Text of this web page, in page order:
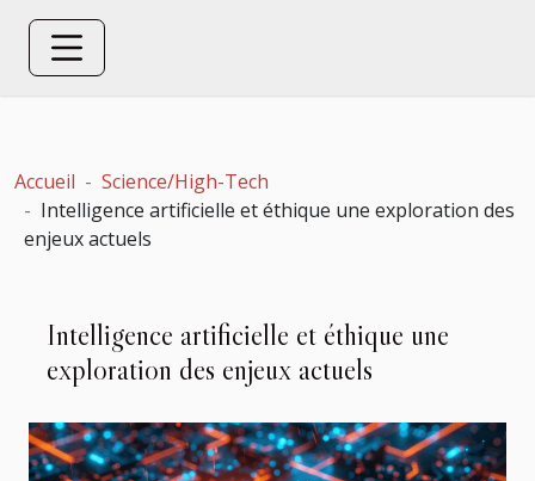
Accueil
Science/High-Tech
Intelligence artificielle et éthique une exploration des
enjeux actuels
Intelligence artificielle et éthique une
exploration des enjeux actuels